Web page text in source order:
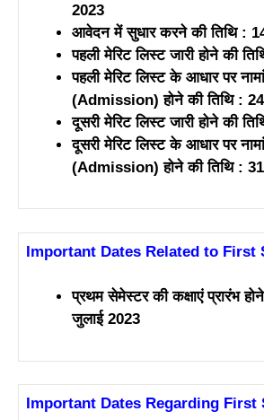
2023
आवेदन में सुधार करने की तिथि :
पहली मेरिट लिस्ट जारी होने की
पहली मेरिट लिस्ट के आधार पर
(Admission) होने की तिथि :
दूसरी मेरिट लिस्ट जारी होने की
दूसरी मेरिट लिस्ट के आधार पर
(Admission) होने की तिथि :
Important Dates Related to First
प्रथम सेमेस्टर की कक्षाएं प्रारंभ
जुलाई 2023
Important Dates Regarding First